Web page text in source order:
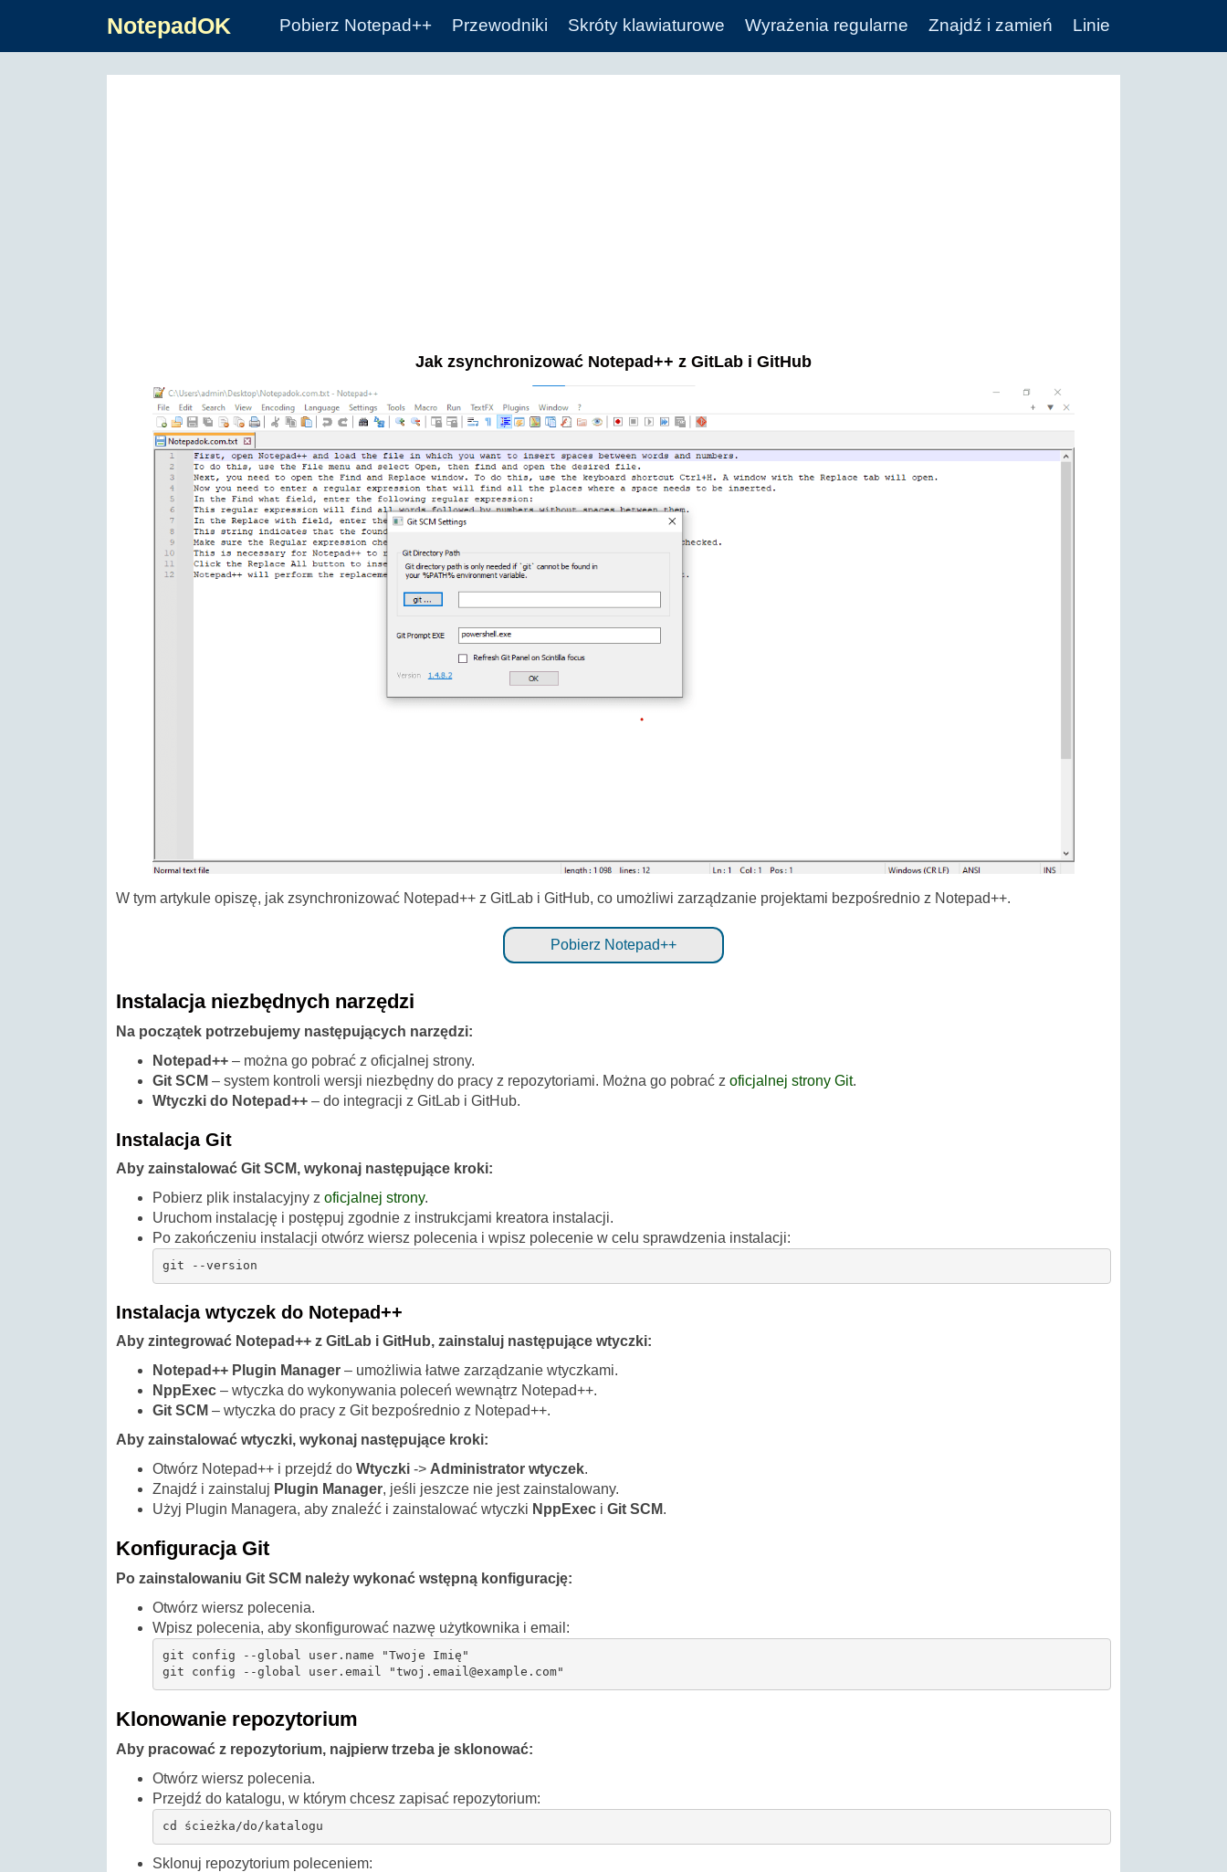
NotepadOK Pobierz Notepad++ Przewodniki Skróty klawiaturowe Wyrażenia regularne Znajdź i zamień Linie
Jak zsynchronizować Notepad++ z GitLab i GitHub
W tym artykule opiszę, jak zsynchronizować Notepad++ z GitLab i GitHub, co umożliwi zarządzanie projektami bezpośrednio z Notepad++.
Pobierz Notepad++
Instalacja niezbędnych narzędzi
Na początek potrzebujemy następujących narzędzi:
Notepad++ – można go pobrać z oficjalnej strony.
Git SCM – system kontroli wersji niezbędny do pracy z repozytoriami. Można go pobrać z oficjalnej strony Git.
Wtyczki do Notepad++ – do integracji z GitLab i GitHub.
Instalacja Git
Aby zainstalować Git SCM, wykonaj następujące kroki:
Pobierz plik instalacyjny z oficjalnej strony.
Uruchom instalację i postępuj zgodnie z instrukcjami kreatora instalacji.
Po zakończeniu instalacji otwórz wiersz polecenia i wpisz polecenie w celu sprawdzenia instalacji:
git --version
Instalacja wtyczek do Notepad++
Aby zintegrować Notepad++ z GitLab i GitHub, zainstaluj następujące wtyczki:
Notepad++ Plugin Manager – umożliwia łatwe zarządzanie wtyczkami.
NppExec – wtyczka do wykonywania poleceń wewnątrz Notepad++.
Git SCM – wtyczka do pracy z Git bezpośrednio z Notepad++.
Aby zainstalować wtyczki, wykonaj następujące kroki:
Otwórz Notepad++ i przejdź do Wtyczki -> Administrator wtyczek.
Znajdź i zainstaluj Plugin Manager, jeśli jeszcze nie jest zainstalowany.
Użyj Plugin Managera, aby znaleźć i zainstalować wtyczki NppExec i Git SCM.
Konfiguracja Git
Po zainstalowaniu Git SCM należy wykonać wstępną konfigurację:
Otwórz wiersz polecenia.
Wpisz polecenia, aby skonfigurować nazwę użytkownika i email:
git config --global user.name "Twoje Imię"
git config --global user.email "twoj.email@example.com"
Klonowanie repozytorium
Aby pracować z repozytorium, najpierw trzeba je sklonować:
Otwórz wiersz polecenia.
Przejdź do katalogu, w którym chcesz zapisać repozytorium:
cd ścieżka/do/katalogu
Sklonuj repozytorium poleceniem: